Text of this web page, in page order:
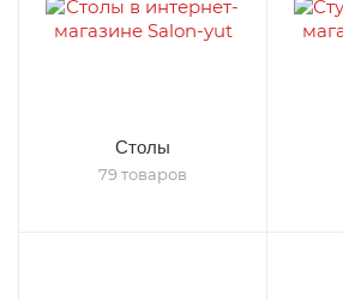
Столы
79 товаров